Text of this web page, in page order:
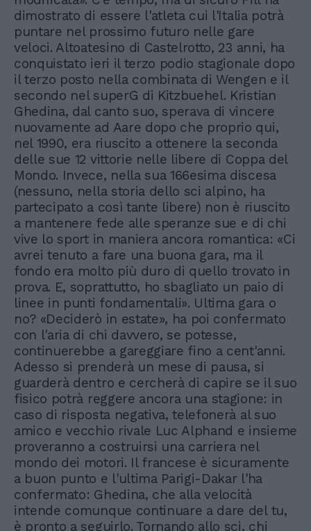
dimostrato di essere l'atleta cui l'Italia potrà
puntare nel prossimo futuro nelle gare
veloci. Altoatesino di Castelrotto, 23 anni, ha
conquistato ieri il terzo podio stagionale dopo
il terzo posto nella combinata di Wengen e il
secondo nel superG di Kitzbuehel. Kristian
Ghedina, dal canto suo, sperava di vincere
nuovamente ad Aare dopo che proprio qui,
nel 1990, era riuscito a ottenere la seconda
delle sue 12 vittorie nelle libere di Coppa del
Mondo. Invece, nella sua 166esima discesa
(nessuno, nella storia dello sci alpino, ha
partecipato a così tante libere) non è riuscito
a mantenere fede alle speranze sue e di chi
vive lo sport in maniera ancora romantica: «Ci
avrei tenuto a fare una buona gara, ma il
fondo era molto più duro di quello trovato in
prova. E, soprattutto, ho sbagliato un paio di
linee in punti fondamentali». Ultima gara o
no? «Deciderò in estate», ha poi confermato
con l'aria di chi davvero, se potesse,
continuerebbe a gareggiare fino a cent'anni.
Adesso si prenderà un mese di pausa, si
guarderà dentro e cercherà di capire se il suo
fisico potrà reggere ancora una stagione: in
caso di risposta negativa, telefonerà al suo
amico e vecchio rivale Luc Alphand e insieme
proveranno a costruirsi una carriera nel
mondo dei motori. Il francese è sicuramente
a buon punto e l'ultima Parigi-Dakar l'ha
confermato: Ghedina, che alla velocità
intende comunque continuare a dare del tu,
è pronto a seguirlo. Tornando allo sci, chi